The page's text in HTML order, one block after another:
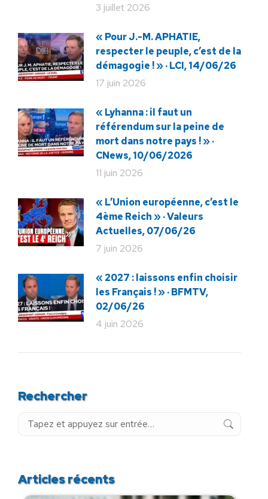
3 juillet 2026
« Pour J.-M. APHATIE,
respecter le peuple, c’est de la
démagogie ! » · LCI, 14/06/26
17 juin 2026
« Lyhanna : il faut un
référendum sur la peine de
mort dans notre pays ! » ·
CNews, 10/06/2026
11 juin 2026
« L’Union européenne, c’est le
4ème Reich » · Valeurs
Actuelles, 07/06/26
7 juin 2026
« 2027 : laissons enfin choisir
les Français ! » · BFMTV,
02/06/26
4 juin 2026
Rechercher
Recherche
Articles récents